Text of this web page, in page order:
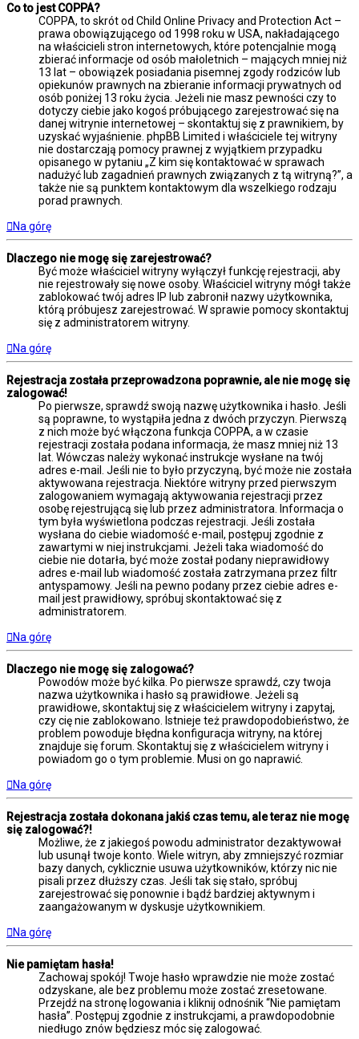
Co to jest COPPA?
COPPA, to skrót od Child Online Privacy and Protection Act –
prawa obowiązującego od 1998 roku w USA, nakładającego
na właścicieli stron internetowych, które potencjalnie mogą
zbierać informacje od osób małoletnich – mających mniej niż
13 lat – obowiązek posiadania pisemnej zgody rodziców lub
opiekunów prawnych na zbieranie informacji prywatnych od
osób poniżej 13 roku życia. Jeżeli nie masz pewności czy to
dotyczy ciebie jako kogoś próbującego zarejestrować się na
danej witrynie internetowej – skontaktuj się z prawnikiem, by
uzyskać wyjaśnienie. phpBB Limited i właściciele tej witryny
nie dostarczają pomocy prawnej z wyjątkiem przypadku
opisanego w pytaniu „Z kim się kontaktować w sprawach
nadużyć lub zagadnień prawnych związanych z tą witryną?”, a
także nie są punktem kontaktowym dla wszelkiego rodzaju
porad prawnych.
Na górę
Dlaczego nie mogę się zarejestrować?
Być może właściciel witryny wyłączył funkcję rejestracji, aby
nie rejestrowały się nowe osoby. Właściciel witryny mógł także
zablokować twój adres IP lub zabronił nazwy użytkownika,
którą próbujesz zarejestrować. W sprawie pomocy skontaktuj
się z administratorem witryny.
Na górę
Rejestracja została przeprowadzona poprawnie, ale nie mogę się
zalogować!
Po pierwsze, sprawdź swoją nazwę użytkownika i hasło. Jeśli
są poprawne, to wystąpiła jedna z dwóch przyczyn. Pierwszą
z nich może być włączona funkcja COPPA, a w czasie
rejestracji została podana informacja, że masz mniej niż 13
lat. Wówczas należy wykonać instrukcje wysłane na twój
adres e-mail. Jeśli nie to było przyczyną, być może nie została
aktywowana rejestracja. Niektóre witryny przed pierwszym
zalogowaniem wymagają aktywowania rejestracji przez
osobę rejestrującą się lub przez administratora. Informacja o
tym była wyświetlona podczas rejestracji. Jeśli została
wysłana do ciebie wiadomość e-mail, postępuj zgodnie z
zawartymi w niej instrukcjami. Jeżeli taka wiadomość do
ciebie nie dotarła, być może został podany nieprawidłowy
adres e-mail lub wiadomość została zatrzymana przez filtr
antyspamowy. Jeśli na pewno podany przez ciebie adres e-
mail jest prawidłowy, spróbuj skontaktować się z
administratorem.
Na górę
Dlaczego nie mogę się zalogować?
Powodów może być kilka. Po pierwsze sprawdź, czy twoja
nazwa użytkownika i hasło są prawidłowe. Jeżeli są
prawidłowe, skontaktuj się z właścicielem witryny i zapytaj,
czy cię nie zablokowano. Istnieje też prawdopodobieństwo, że
problem powoduje błędna konfiguracja witryny, na której
znajduje się forum. Skontaktuj się z właścicielem witryny i
powiadom go o tym problemie. Musi on go naprawić.
Na górę
Rejestracja została dokonana jakiś czas temu, ale teraz nie mogę
się zalogować?!
Możliwe, że z jakiegoś powodu administrator dezaktywował
lub usunął twoje konto. Wiele witryn, aby zmniejszyć rozmiar
bazy danych, cyklicznie usuwa użytkowników, którzy nic nie
pisali przez dłuższy czas. Jeśli tak się stało, spróbuj
zarejestrować się ponownie i bądź bardziej aktywnym i
zaangażowanym w dyskusje użytkownikiem.
Na górę
Nie pamiętam hasła!
Zachowaj spokój! Twoje hasło wprawdzie nie może zostać
odzyskane, ale bez problemu może zostać zresetowane.
Przejdź na stronę logowania i kliknij odnośnik “Nie pamiętam
hasła”. Postępuj zgodnie z instrukcjami, a prawdopodobnie
niedługo znów będziesz móc się zalogować.